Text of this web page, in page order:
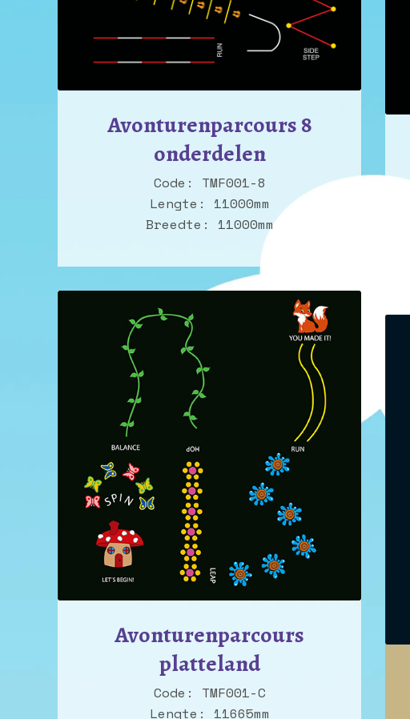
Avonturenparcours 8
onderdelen
Code: TMF001-8
Lengte: 11000mm
Breedte: 11000mm
Avonturenparcours
platteland
Code: TMF001-C
Lengte: 11665mm